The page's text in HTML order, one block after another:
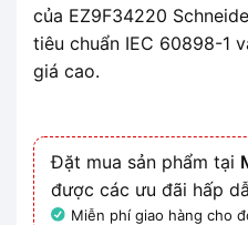
của EZ9F34220
tiêu chuẩn IEC 60898-1
giá cao.
Đặt mua sản phẩm tại
được các ưu đãi hấp
Miễn phí giao hàng cho